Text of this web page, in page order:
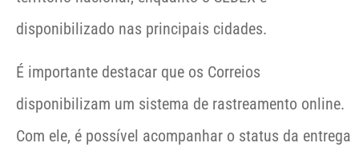
disponibilizado nas principais cidades.
É importante destacar que os Correios
disponibilizam um sistema de rastreamento online.
Com ele, é possível acompanhar o status da entrega